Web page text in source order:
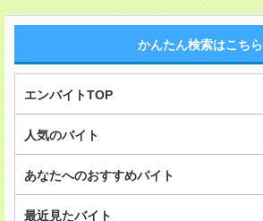
かんたん検索はこちら
エンバイトTOP
人気のバイト
あなたへのおすすめバイト
最近見たバイト